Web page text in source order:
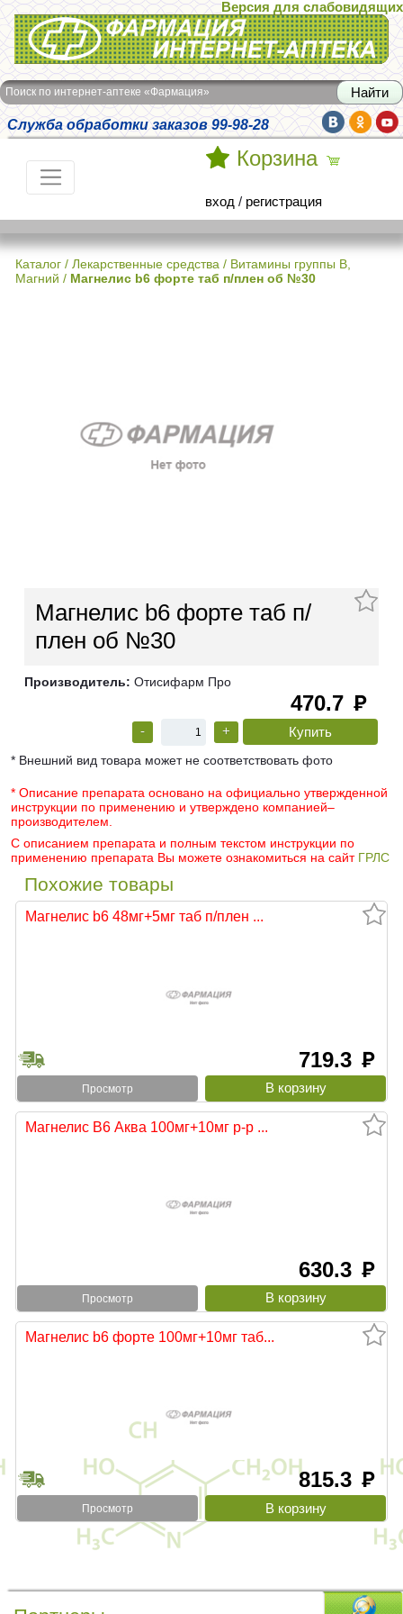
Интернет-аптека Фармация
Версия для слабовидящих
Поиск по интернет-аптеке «Фармация»
Служба обработки заказов 99-98-28
Корзина
вход / регистрация
Каталог / Лекарственные средства / Витамины группы В,
Магний / Магнелис b6 форте таб п/плен об №30
Магнелис b6 форте таб п/
плен об №30
Производитель: Отисифарм Про
470.7 руб
- +
* Внешний вид товара может не соответствовать фото
* Описание препарата основано на официально утвержденной
инструкции по применению и утверждено компанией–
производителем.
С описанием препарата и полным текстом инструкции по
применению препарата Вы можете ознакомиться на сайт ГРЛС
Похожие товары
Магнелис b6 48мг+5мг таб п/плен ...
719.3 руб
Просмотр
Магнелис В6 Аква 100мг+10мг р-р ...
630.3 руб
Просмотр
Магнелис b6 форте 100мг+10мг таб...
815.3 руб
Просмотр